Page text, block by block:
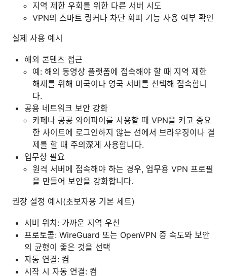
지역 제한 우회를 위한 다른 서버 시도
VPN의 스마트 링커나 차단 회피 기능 사용 여부 확인
실제 사용 예시
해외 콘텐츠 접근
예: 해외 동영상 플랫폼에 접속해야 할 때 지역 제한
해제를 위해 미국이나 영국 서버를 선택해 접속합니
다.
공용 네트워크 보안 강화
카페나 공공 와이파이를 사용할 때 VPN을 켜고 중요
한 사이트에 로그인하지 않는 선에서 브라우징이나 결
제를 할 때 주의深게 사용합니다.
업무상 필요
원격 서버에 접속해야 하는 경우, 업무용 VPN 프로필
을 만들어 보안을 강화합니다.
권장 설정 예시(초보자용 기본 세트)
서버 위치: 가까운 지역 우선
프로토콜: WireGuard 또는 OpenVPN 중 속도와 보안
의 균형이 좋은 것을 선택
자동 연결: 켬
시작 시 자동 연결: 켬